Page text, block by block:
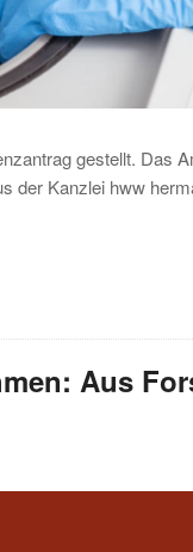
gestellt. Das
der Kanzlei hww
Aus